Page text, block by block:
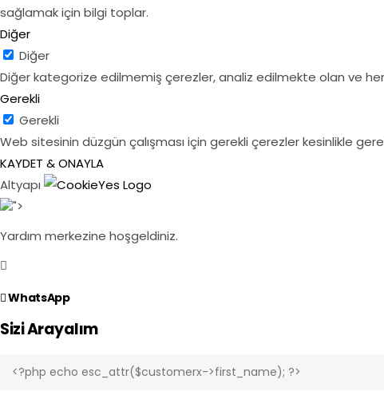
sağlamak için bilgi toplar.
Diğer
Diğer
Diğer kategorize edilmemiş çerezler, analiz edilmekte olan ve
Gerekli
Gerekli
Web sitesinin düzgün çalışması için gerekli çerezler kesinlikle
KAYDET & ONAYLA
Altyapı
">
Yardım merkezine hoşgeldiniz.
WhatsApp
Sizi Arayalım